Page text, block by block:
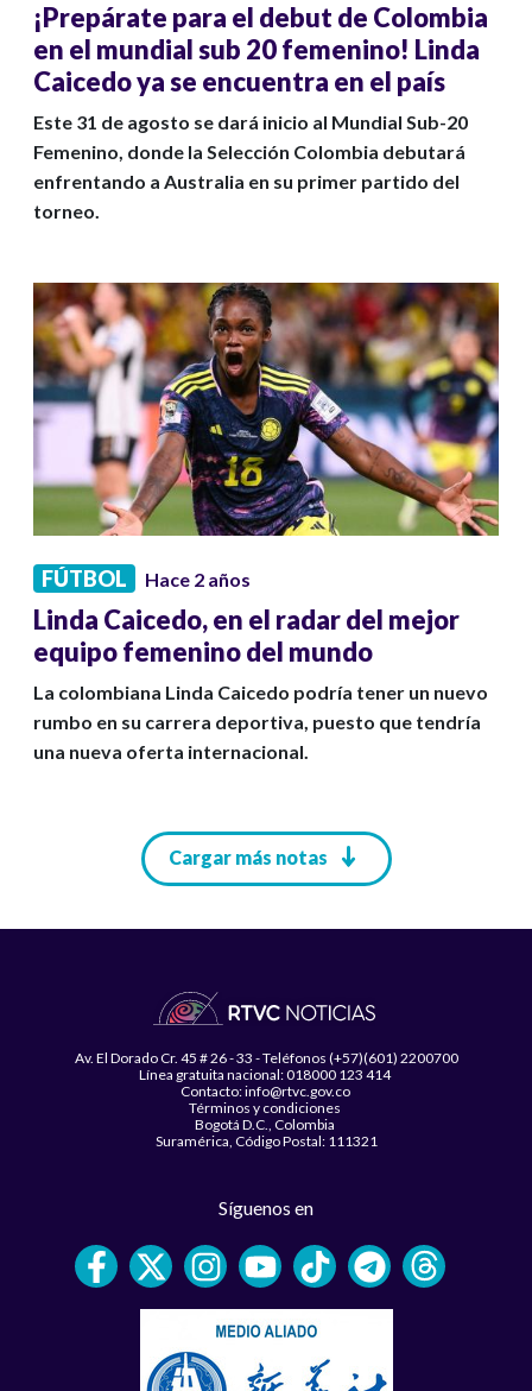
¡Prepárate para el debut de Colombia
en el mundial sub 20 femenino! Linda
Caicedo ya se encuentra en el país
Este 31 de agosto se dará inicio al Mundial Sub-20
Femenino, donde la Selección Colombia debutará
enfrentando a Australia en su primer partido del
torneo.
FÚTBOL Hace 2 años
Linda Caicedo, en el radar del mejor
equipo femenino del mundo
La colombiana Linda Caicedo podría tener un nuevo
rumbo en su carrera deportiva, puesto que tendría
una nueva oferta internacional.
Cargar más notas
Av. El Dorado Cr. 45 # 26 - 33 - Teléfonos (+57)(601) 2200700
Línea gratuita nacional: 018000 123 414
Contacto: info@rtvc.gov.co
Términos y condiciones
Bogotá D.C., Colombia
Suramérica, Código Postal: 111321
Síguenos en